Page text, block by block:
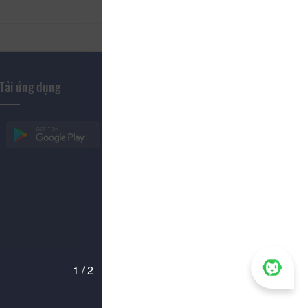
1 / 2
Tải ứng dụng